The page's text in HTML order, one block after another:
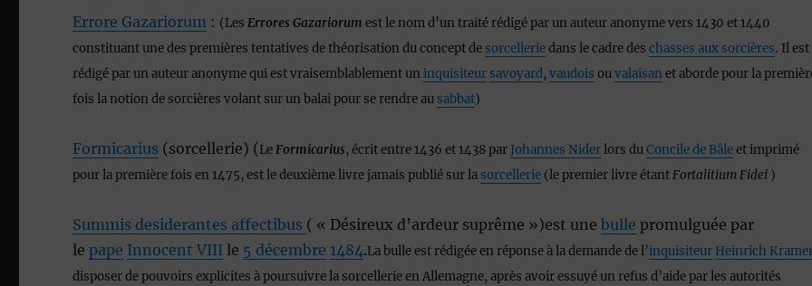
Errore Gazariorum : (LesErrores Gazariorum est le nom d’un traité rédigé par un auteur anonyme vers 1430 et 1440
constituant une des premières tentatives de théorisation du concept de sorcelleriedans le cadre deschasses aux sorcières. Il est
rédigé par un auteur anonyme qui est vraisemblablement un inquisiteur savoyard,vaudois ouvalaisanet aborde pour la
fois la notion de sorcières volant sur un balai pour se rendre au sabbat)
Formicarius (sorcellerie) (LeFormicarius, écrit entre 1436 et 1438 par Johannes Niderlors duConcile de Bâleet imprimé
pour la première fois en 1475, est le deuxième livre jamais publié sur la sorcellerie (le premier livre étantFortalitium Fidei )
Summis desiderantes affectibus ( « Désireux d’ardeur suprême »)est unebulle promulguée par
lepape Innocent VIII le 5 décembre 1484.La bulle est rédigée en réponse à la demande de l’inquisiteur Heinrich
disposer de pouvoirs explicites à poursuivre la sorcellerie en Allemagne, après avoir essuyé un refus d’aide par les autorités